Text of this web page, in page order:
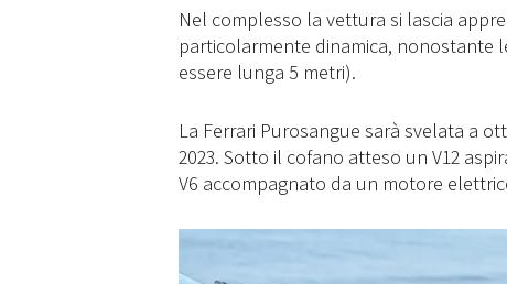
Nel complesso la vettura si lascia
particolarmente dinamica, nonostante
essere lunga 5 metri).
La Ferrari Purosangue sarà svelata a
2023. Sotto il cofano atteso un V12
V6 accompagnato da un motore